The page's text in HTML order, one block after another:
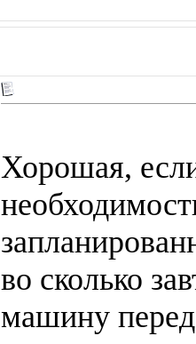
Хорошая,
во сколько
машину